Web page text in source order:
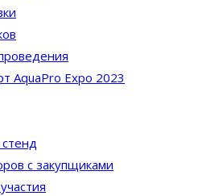
AquaPro Expo 2023
с закупщиками